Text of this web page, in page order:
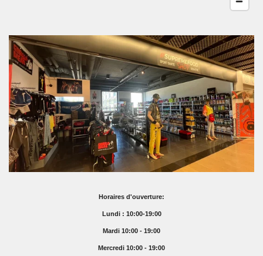
Horaires d'ouverture:
Lundi : 10:00-19:00
Mardi 10:00 - 19:00
Mercredi 10:00 - 19:00